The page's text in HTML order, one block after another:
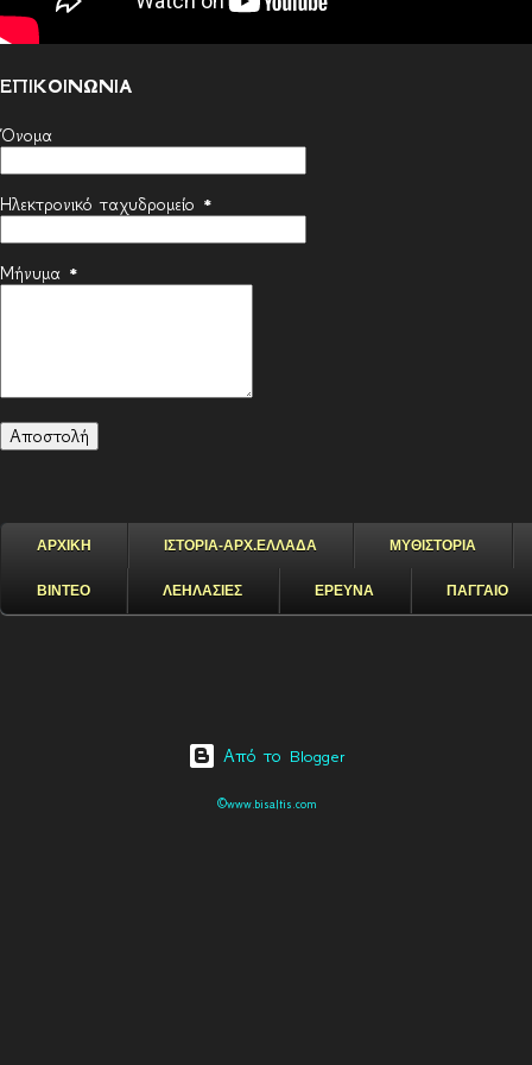
ΕΠΙΚΟΙΝΩΝΙΑ
Όνομα
Ηλεκτρονικό ταχυδρομείο *
Μήνυμα *
ΑΡΧΙΚΗ ΙΣΤΟΡΙΑ-ΑΡΧ.ΕΛΛΑΔΑ ΜΥΘΙΣΤΟΡΙΑ
ΒΙΝΤΕΟ ΛΕΗΛΑΣΙΕΣ ΕΡΕΥΝΑ ΠΑΓΓΑΙΟ
Από το Blogger
©www.bisaltis.com